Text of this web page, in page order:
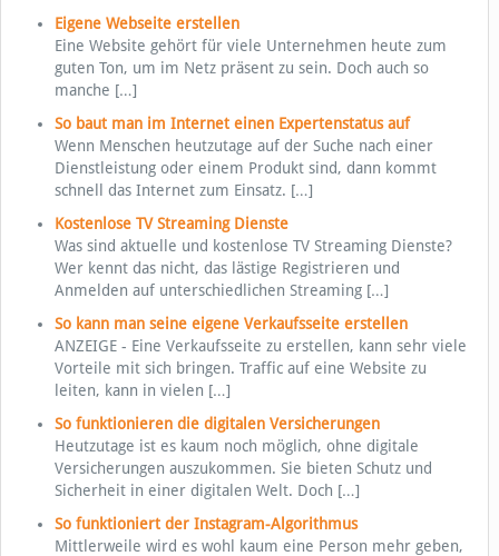
Eigene Webseite erstellen
Eine Website gehört für viele Unternehmen heute zum
guten Ton, um im Netz präsent zu sein. Doch auch so
manche […]
So baut man im Internet einen Expertenstatus auf
Wenn Menschen heutzutage auf der Suche nach einer
Dienstleistung oder einem Produkt sind, dann kommt
schnell das Internet zum Einsatz. […]
Kostenlose TV Streaming Dienste
Was sind aktuelle und kostenlose TV Streaming Dienste?
Wer kennt das nicht, das lästige Registrieren und
Anmelden auf unterschiedlichen Streaming[…]
So kann man seine eigene Verkaufsseite erstellen
ANZEIGE - Eine Verkaufsseite zu erstellen, kann sehr viele
Vorteile mit sich bringen. Traffic auf eine Website zu
leiten, kann in vielen […]
So funktionieren die digitalen Versicherungen
Heutzutage ist es kaum noch möglich, ohne digitale
Versicherungen auszukommen. Sie bieten Schutz und
Sicherheit in einer digitalen Welt. Doch […]
So funktioniert der Instagram-Algorithmus
Mittlerweile wird es wohl kaum eine Person mehr geben,